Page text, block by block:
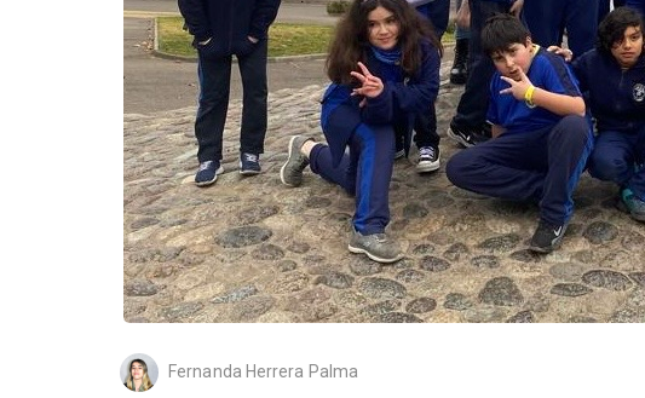
Fernanda Herrera Palma